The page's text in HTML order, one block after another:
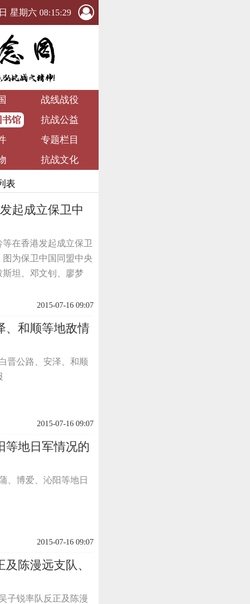
星期六 08:15:30
战线战役
馆
抗战公益
专题栏目
抗战文化
表
起成立保卫中
等在香港发起成立保卫
为保卫中国同盟中央
坦、邓文钊、廖梦
2015-07-16 09:07
、和顺等地敌情
晋公路、安泽、和顺
2015-07-16 09:07
等地日军情况的
、博爱、沁阳等地日
2015-07-16 09:07
陈漫远支队、
子锐率队反正及陈漫